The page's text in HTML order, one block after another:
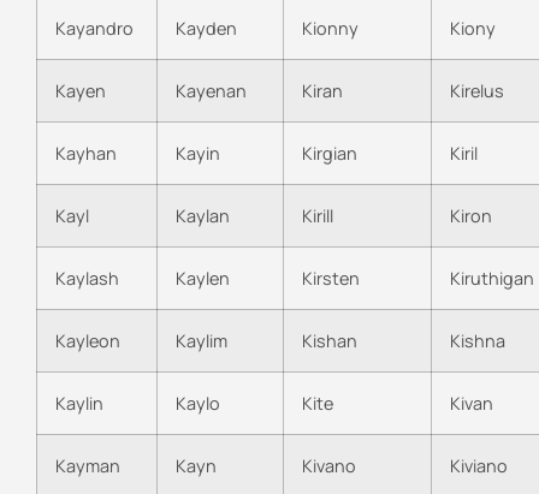
Kayandro Kayden Kionny Kiony
Kayen Kayenan Kiran Kirelus
Kayhan Kayin Kirgian Kiril
Kayl Kaylan Kirill Kiron
Kaylash Kaylen Kirsten Kiruthigan
Kayleon Kaylim Kishan Kishna
Kaylin Kaylo Kite Kivan
Kayman Kayn Kivano Kiviano